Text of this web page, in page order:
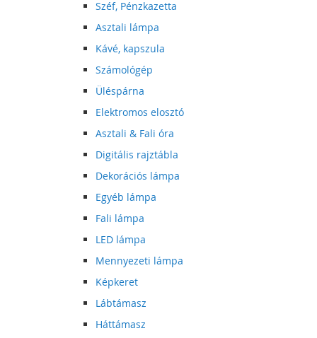
Széf, Pénzkazetta
Asztali lámpa
Kávé, kapszula
Számológép
Üléspárna
Elektromos elosztó
Asztali & Fali óra
Digitális rajztábla
Dekorációs lámpa
Egyéb lámpa
Fali lámpa
LED lámpa
Mennyezeti lámpa
Képkeret
Lábtámasz
Háttámasz